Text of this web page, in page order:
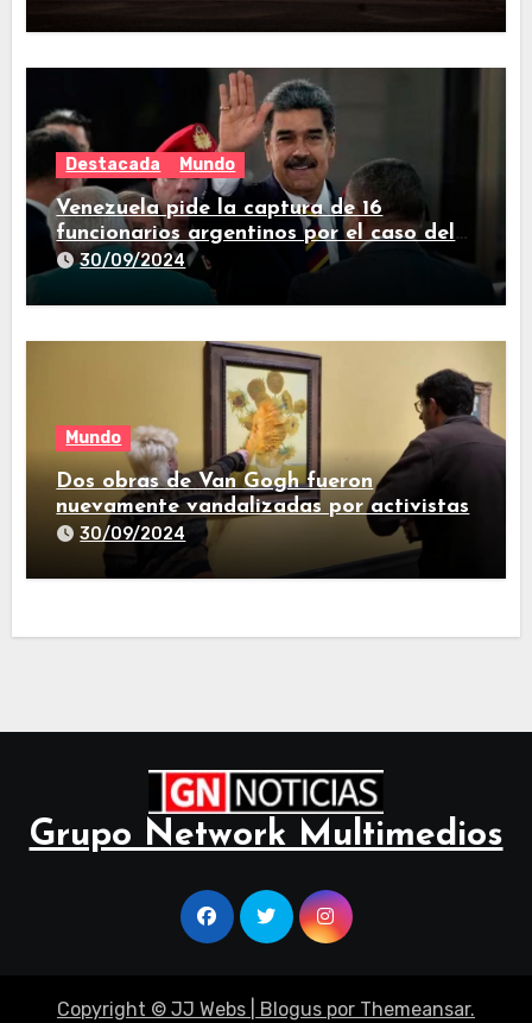
Destacada Mundo
Venezuela pide la captura de 16
funcionarios argentinos por el caso del
avión iraní que estuvo en Buenos Aires
30/09/2024
Mundo
Dos obras de Van Gogh fueron
nuevamente vandalizadas por activistas
30/09/2024
Grupo Network Multimedios
Copyright © JJ Webs Blogus por Themeansar.